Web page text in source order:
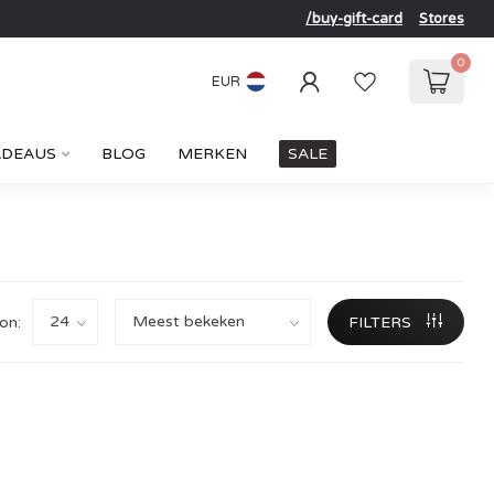
/buy-gift-card Stores
EUR
0
BLOG MERKEN SALE
FILTERS